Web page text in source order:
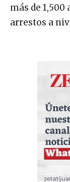
más de 1,500
arrestos a